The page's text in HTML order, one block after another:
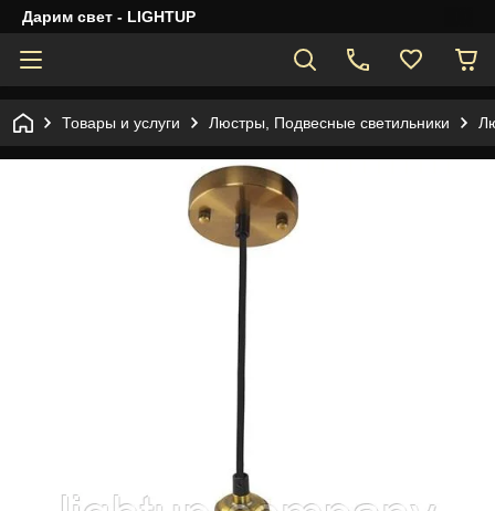
Дарим свет - LIGHTUP
Товары и услуги Люстры, Подвесные светильники